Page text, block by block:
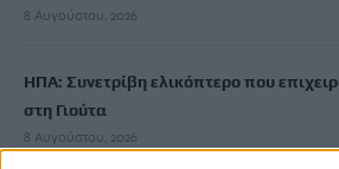
8 Αυγούστου, 2026
ΗΠΑ: Συνετρίβη ελικόπτερο που
στη Γιούτα
8 Αυγούστου, 2026